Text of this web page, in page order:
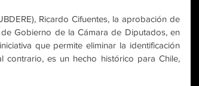
Ricardo Cifuentes, la aprobación de
Gobierno de la Cámara de Diputados, en
que permite eliminar la identificación
es un hecho histórico para Chile,